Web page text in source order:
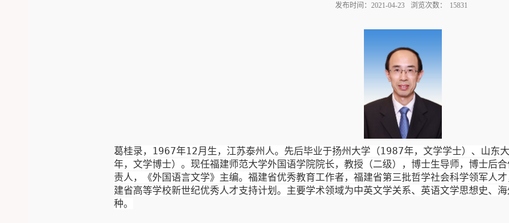
发布时间：2021-04-23 浏览次数： 15831
葛桂录， 1967年12月生，江苏泰州人。先后毕业于扬州大学（1987年，文学学士）、山东
年，文学博士）。现任福建师范大学外国语学院院长，教授（二级），博士生导师，博士后
责人，《外国语言文学》主编。福建省优秀教育工作者， 福建省第三批哲学社会科学领军人
建省高等学校新世纪优秀人才支持计划。主要学术领域为中英文学关系、 英语文学思想史、
种。